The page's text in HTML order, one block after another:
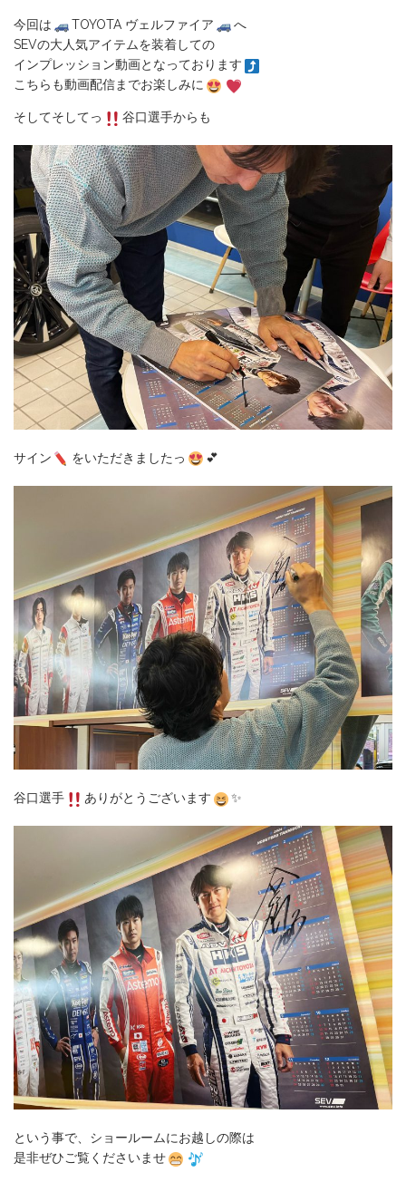
今回は TOYOTA ヴェルファイア
へ
SEVの大人気アイテムを装着しての
インプレッション動画となっております
こちらも動画配信までお楽しみに
そしてそしてっ 谷口選手からも
サイン をいただきましたっ 💕
谷口選手 ありがとうございます ✨
という事で、ショールームにお越しの際は
是非ぜひご覧くださいませ